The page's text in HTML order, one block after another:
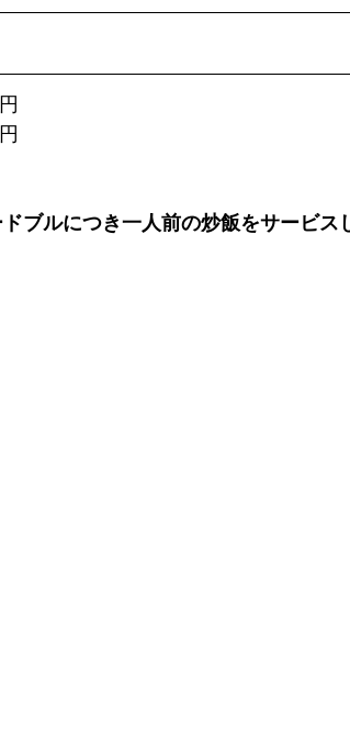
ブルにつき一人前の炒飯をサービス